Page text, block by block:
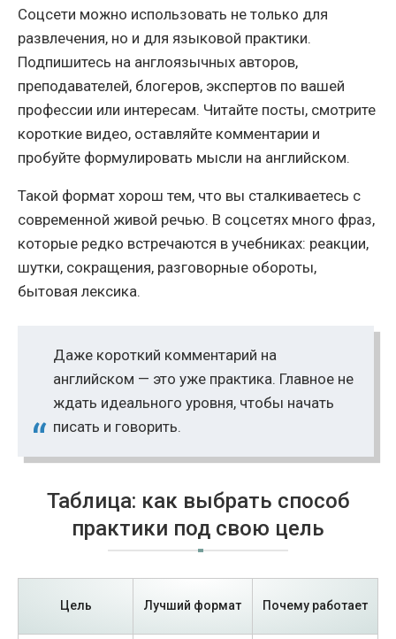
Соцсети можно использовать не только для
развлечения, но и для языковой практики.
Подпишитесь на англоязычных авторов,
преподавателей, блогеров, экспертов по вашей
профессии или интересам. Читайте посты, смотрите
короткие видео, оставляйте комментарии и
пробуйте формулировать мысли на английском.
Такой формат хорош тем, что вы сталкиваетесь с
современной живой речью. В соцсетях много фраз,
которые редко встречаются в учебниках: реакции,
шутки, сокращения, разговорные обороты,
бытовая лексика.
Даже короткий комментарий на
английском — это уже практика. Главное не
ждать идеального уровня, чтобы начать
писать и говорить.
Таблица: как выбрать способ
практики под свою цель
Цель Лучший формат Почему работает